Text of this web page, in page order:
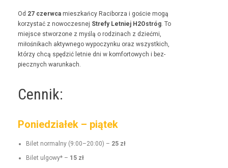
Od 27 czer­w­ca mieszkań­cy Raci­borza i goś­cie mogą
korzys­tać z nowoczes­nej Stre­fy Let­niej H2Ostróg. To
miejsce stwor­zone z myślą o rodz­i­nach z dzieć­mi,
miłośnikach akty­wnego wypoczynku oraz wszys­t­kich,
którzy chcą spędz­ić let­nie dni w kom­for­towych i bez­
piecznych warunkach.
Cennik:
Poniedziałek – piątek
Bilet nor­mal­ny (9:00–20:00) – 25 zł
Bilet ulgo­wy* – 15 zł